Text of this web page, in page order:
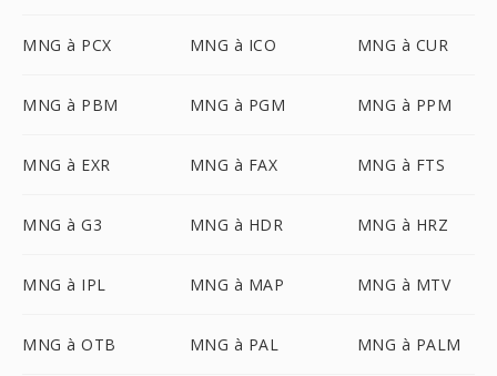
MNG à PCX MNG à ICO MNG à CUR
MNG à PBM MNG à PGM MNG à PPM
MNG à EXR MNG à FAX MNG à FTS
MNG à G3 MNG à HDR MNG à HRZ
MNG à IPL MNG à MAP MNG à MTV
MNG à OTB MNG à PAL MNG à PALM